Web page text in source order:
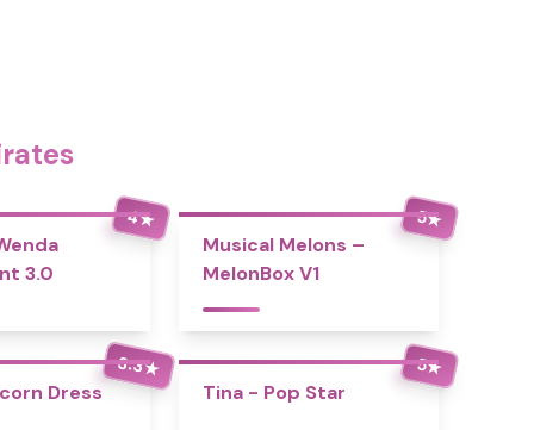
4★
3.0
5★
Musical Melons –
MelonBox V1
3.3★
Dress
5★
Tina - Pop Star